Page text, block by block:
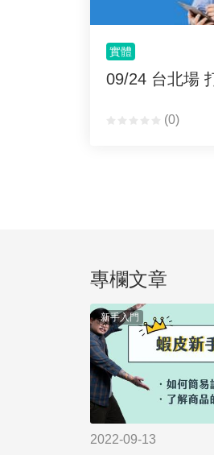
實體
(0)
專欄文章
新手入門
2022-09-13